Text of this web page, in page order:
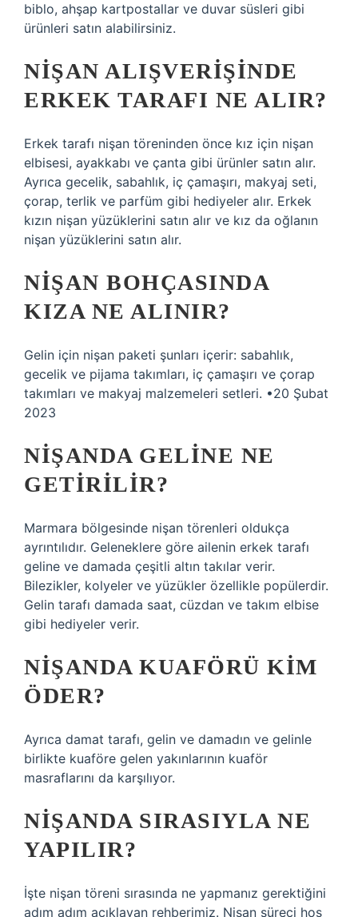
biblo, ahşap kartpostallar ve duvar süsleri gibi
ürünleri satın alabilirsiniz.
NIŞAN ALIŞVERIŞINDE
ERKEK TARAFI NE ALIR?
Erkek tarafı nişan töreninden önce kız için nişan
elbisesi, ayakkabı ve çanta gibi ürünler satın alır.
Ayrıca gecelik, sabahlık, iç çamaşırı, makyaj seti,
çorap, terlik ve parfüm gibi hediyeler alır. Erkek
kızın nişan yüzüklerini satın alır ve kız da oğlanın
nişan yüzüklerini satın alır.
NIŞAN BOHÇASINDA
KIZA NE ALINIR?
Gelin için nişan paketi şunları içerir: sabahlık,
gecelik ve pijama takımları, iç çamaşırı ve çorap
takımları ve makyaj malzemeleri setleri. •20 Şubat
2023
NIŞANDA GELINE NE
GETIRILIR?
Marmara bölgesinde nişan törenleri oldukça
ayrıntılıdır. Geleneklere göre ailenin erkek tarafı
geline ve damada çeşitli altın takılar verir.
Bilezikler, kolyeler ve yüzükler özellikle popülerdir.
Gelin tarafı damada saat, cüzdan ve takım elbise
gibi hediyeler verir.
NIŞANDA KUAFÖRÜ KIM
ÖDER?
Ayrıca damat tarafı, gelin ve damadın ve gelinle
birlikte kuaföre gelen yakınlarının kuaför
masraflarını da karşılıyor.
NIŞANDA SIRASIYLA NE
YAPILIR?
İşte nişan töreni sırasında ne yapmanız gerektiğini
adım adım açıklayan rehberimiz. Nişan süreci hoş